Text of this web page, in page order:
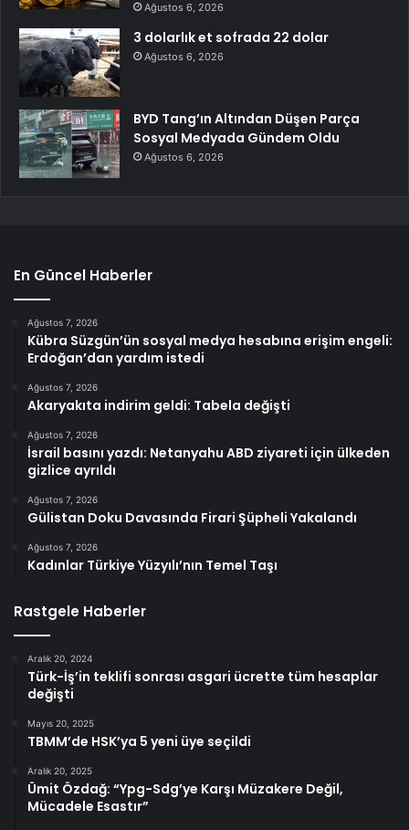
Ağustos 6, 2026
3 dolarlık et sofrada 22 dolar
Ağustos 6, 2026
BYD Tang’ın Altından Düşen Parça
Sosyal Medyada Gündem Oldu
Ağustos 6, 2026
En Güncel Haberler
Ağustos 7, 2026
Kübra Süzgün’ün sosyal medya hesabına erişim engeli:
Erdoğan’dan yardım istedi
Ağustos 7, 2026
Akaryakıta indirim geldi: Tabela değişti
Ağustos 7, 2026
İsrail basını yazdı: Netanyahu ABD ziyareti için ülkeden
gizlice ayrıldı
Ağustos 7, 2026
Gülistan Doku Davasında Firari Şüpheli Yakalandı
Ağustos 7, 2026
Kadınlar Türkiye Yüzyılı’nın Temel Taşı
Rastgele Haberler
Aralık 20, 2024
Türk-İş’in teklifi sonrası asgari ücrette tüm hesaplar
değişti
Mayıs 20, 2025
TBMM’de HSK’ya 5 yeni üye seçildi
Aralık 20, 2025
Ümit Özdağ: “Ypg-Sdg’ye Karşı Müzakere Değil,
Mücadele Esastır”